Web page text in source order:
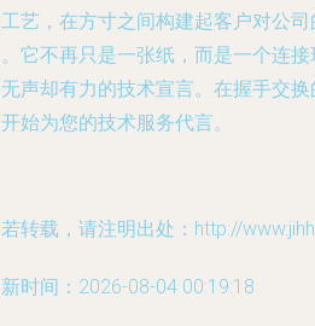
艺，在方寸之间构建起客户对公
它不再只是一张纸，而是一个连
声却有力的技术宣言。在握手交
始为您的技术服务代言。
转载，请注明出处：http://
时间：2026-08-04 00:19:18